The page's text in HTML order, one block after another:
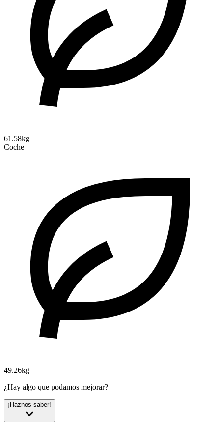
61.58kg
Coche
49.26kg
¿Hay algo que podamos mejorar?
¡Haznos saber!